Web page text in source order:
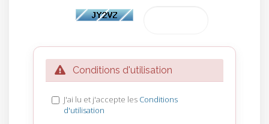
Conditions d'utilisation
J'ai lu et j'accepte les Conditions
d'utilisation